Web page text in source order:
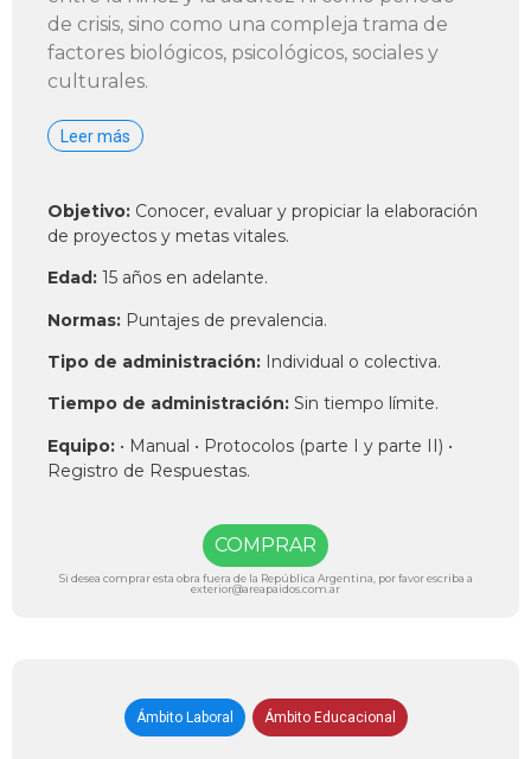
de crisis, sino como una compleja trama de
factores biológicos, psicológicos, sociales y
culturales.
Leer más
Objetivo: Conocer, evaluar y propiciar la elaboración
de proyectos y metas vitales.
Edad: 15 años en adelante.
Normas: Puntajes de prevalencia.
Tipo de administración: Individual o colectiva.
Tiempo de administración: Sin tiempo límite.
Equipo: • Manual • Protocolos (parte I y parte II) •
Registro de Respuestas.
COMPRAR
Si desea comprar esta obra fuera de la República Argentina, por favor escriba a
exterior@areapaidos.com.ar
Ámbito Laboral Ámbito Educacional